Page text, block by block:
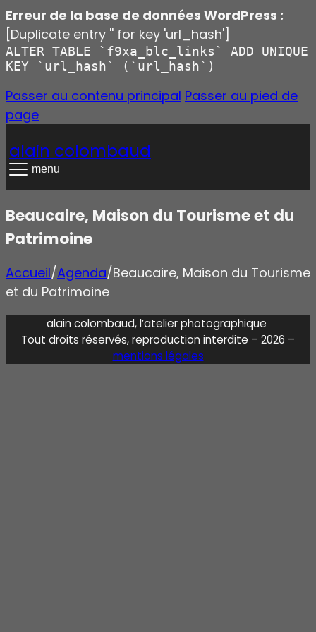
Erreur de la base de données WordPress :
[Duplicate entry '' for key 'url_hash']
ALTER TABLE `f9xa_blc_links` ADD UNIQUE
KEY `url_hash` (`url_hash`)
Passer au contenu principal Passer au pied de
page
alain colombaud
menu
Beaucaire, Maison du Tourisme et du
Patrimoine
Accueil/Agenda/Beaucaire, Maison du Tourisme
et du Patrimoine
alain colombaud, l’atelier photographique
Tout droits réservés, reproduction interdite – 2026 –
mentions légales